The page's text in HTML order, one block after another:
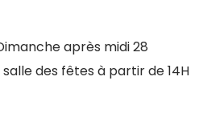
après midi 28
salle des fêtes à partir de 14H